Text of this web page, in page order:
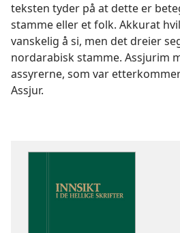
teksten tyder på at dette er
stamme eller et folk. Akkurat
vanskelig å si, men det dreier
nordarabisk stamme. Assjurim
assyrerne, som var
Assjur.